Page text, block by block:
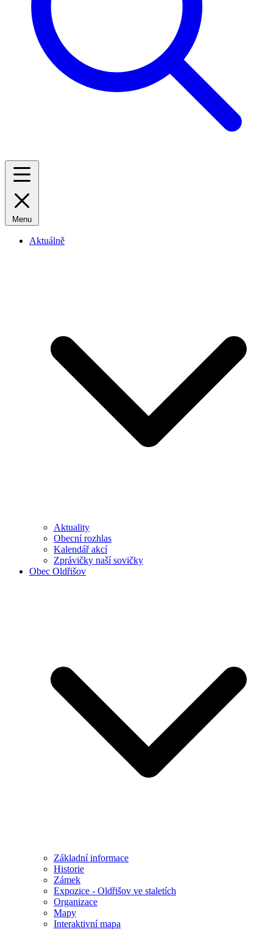
Menu
Aktuálně
Aktuality
Obecní rozhlas
Kalendář akcí
Zprávičky naší sovičky
Obec Oldřišov
Základní informace
Historie
Zámek
Expozice - Oldřišov ve staletích
Organizace
Mapy
Interaktivní mapa